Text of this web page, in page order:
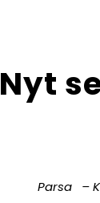
Nyt
Parsa –